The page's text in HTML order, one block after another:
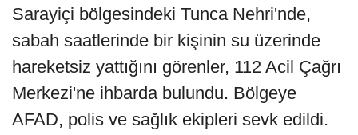
Sarayiçi bölgesindeki Tunca Nehri'nde,
sabah saatlerinde bir kişinin su üzerinde
hareketsiz yattığını görenler, 112 Acil Çağrı
Merkezi'ne ihbarda bulundu. Bölgeye
AFAD, polis ve sağlık ekipleri sevk edildi.